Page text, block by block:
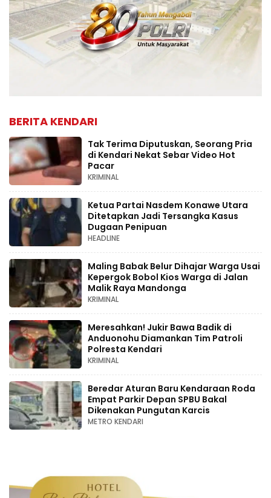
BERITA KENDARI
Tak Terima Diputuskan, Seorang Pria
di Kendari Nekat Sebar Video Hot
Pacar
KRIMINAL
Ketua Partai Nasdem Konawe Utara
Ditetapkan Jadi Tersangka Kasus
Dugaan Penipuan
HEADLINE
Maling Babak Belur Dihajar Warga Usai
Kepergok Bobol Kios Warga di Jalan
Malik Raya Mandonga
KRIMINAL
Meresahkan! Jukir Bawa Badik di
Anduonohu Diamankan Tim Patroli
Polresta Kendari
KRIMINAL
Beredar Aturan Baru Kendaraan Roda
Empat Parkir Depan SPBU Bakal
Dikenakan Pungutan Karcis
METRO KENDARI